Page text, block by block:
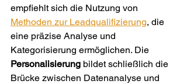
empfiehlt sich die Nutzung von
Methoden zur Leadqualifizierung, die
eine präzise Analyse und
Kategorisierung ermöglichen. Die
Personalisierung bildet schließlich die
Brücke zwischen Datenanalyse und